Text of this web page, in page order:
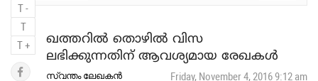
T -
T
T +
ഖത്തറിൽ തൊഴിൽ വിസ
ലഭിക്കുന്നതിന് ആവശ്യമായ രേഖകൾ
സ്വന്തം ലേഖകൻ Friday, November 4, 2016 9:12 am